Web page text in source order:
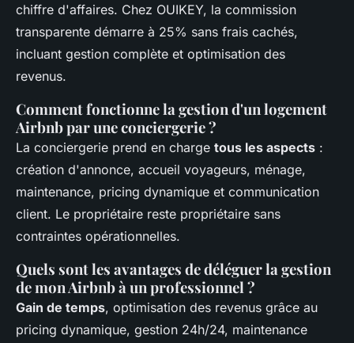
chiffre d'affaires. Chez OUIKEY, la commission
transparente démarre à 25% sans frais cachés,
incluant gestion complète et optimisation des
revenus.
Comment fonctionne la gestion d'un logement
Airbnb par une conciergerie ?
La conciergerie prend en charge tous les aspects :
création d'annonce, accueil voyageurs, ménage,
maintenance, pricing dynamique et communication
client. Le propriétaire reste propriétaire sans
contraintes opérationnelles.
Quels sont les avantages de déléguer la gestion
de mon Airbnb à un professionnel ?
Gain de temps, optimisation des revenus grâce au
pricing dynamique, gestion 24h/24, maintenance